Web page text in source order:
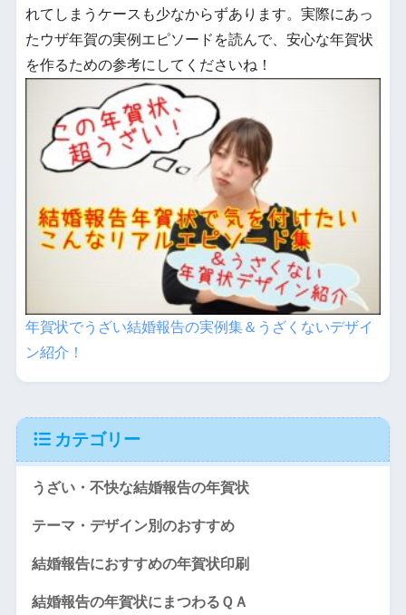
れてしまうケースも少なからずあります。実際にあっ
たウザ年賀の実例エピソードを読んで、安心な年賀状
を作るための参考にしてくださいね！
年賀状でうざい結婚報告の実例集＆うざくないデザイ
ン紹介！
カテゴリー
うざい・不快な結婚報告の年賀状
テーマ・デザイン別のおすすめ
結婚報告におすすめの年賀状印刷
結婚報告の年賀状にまつわるＱＡ